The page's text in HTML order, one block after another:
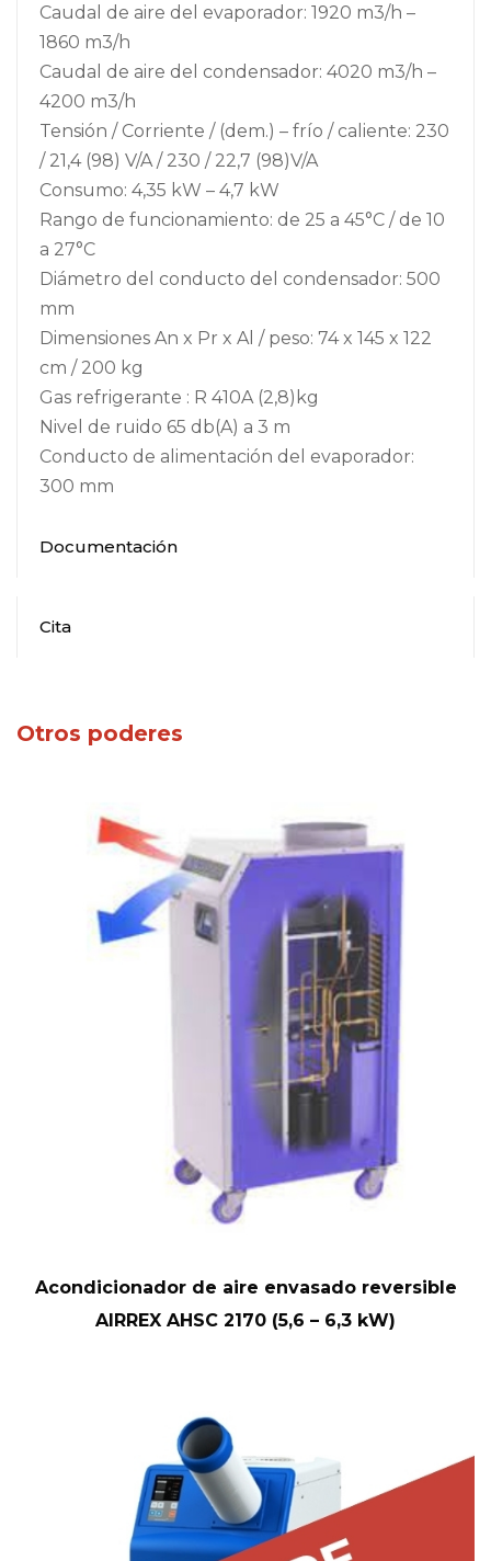
Caudal de aire del evaporador: 1920 m3/h –
1860 m3/h
Caudal de aire del condensador: 4020 m3/h –
4200 m3/h
Tensión / Corriente / (dem.) – frío / caliente: 230
/ 21,4 (98) V/A / 230 / 22,7 (98)V/A
Consumo: 4,35 kW – 4,7 kW
Rango de funcionamiento: de 25 a 45°C / de 10
a 27°C
Diámetro del conducto del condensador: 500
mm
Dimensiones An x Pr x Al / peso: 74 x 145 x 122
cm / 200 kg
Gas refrigerante : R 410A (2,8)kg
Nivel de ruido 65 db(A) a 3 m
Conducto de alimentación del evaporador:
300 mm
Documentación
Cita
Otros poderes
Acondicionador de aire envasado reversible
AIRREX AHSC 2170 (5,6 – 6,3 kW)